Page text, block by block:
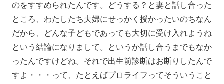
のをすすめられたんです。どうする？と妻と話し合った
ところ、わたしたち夫婦にせっかく授かったいのちなん
だから、どんな子どもであっても大切に受け入れようね
という結論になりまして。というか話し合うまでもなか
ったんですけどね。それで出生前診断はお断りしたんで
すよ・・・って、たとえばプロライフってそういうこと